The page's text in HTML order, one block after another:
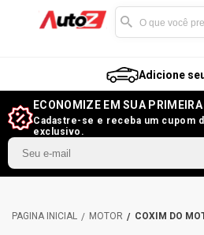
Adicione
ECONOMIZE EM SUA
Cadastre-se e receba um cupom
exclusivo.
MOTOR COXIM DO